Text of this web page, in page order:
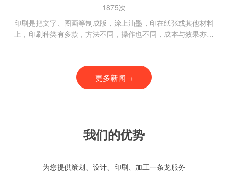
1875次
印刷是把文字、图画等制成版，涂上油墨，印在纸张或其他材料
上，印刷种类有多款，方法不同，操作也不同，成本与效果亦各
更多新闻→
我们的优势
为您提供策划、设计、印刷、加工一条龙服务